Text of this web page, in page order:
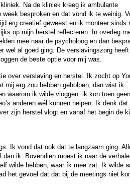
Na de kliniek kreeg ik ambulante
besproken en dat vond ik te weinig.
erg creatief geweest en ik monteer sinds
op mijn herstel reflecteren. In overleg
mee naar de psycholoog en dan
wel al goed ging. De verslavingszorg heeft
de beste optie voor mij was.
over verslaving en herstel. Ik zocht op
mij erg zou hebben geholpen, dan wist ik
waarom ik wilde vloggen: ik kon toen geen
anderen wél kunnen helpen. Ik denk
zijn herstel vlogt en vanaf het begin de
Ik vond dat ook dat te langzaam ging.
ik. Bovendien moest ik naar de
wilde hebben, waar ík mee zat. Ik wilde
het gevoel dat dat bij de meetings niet